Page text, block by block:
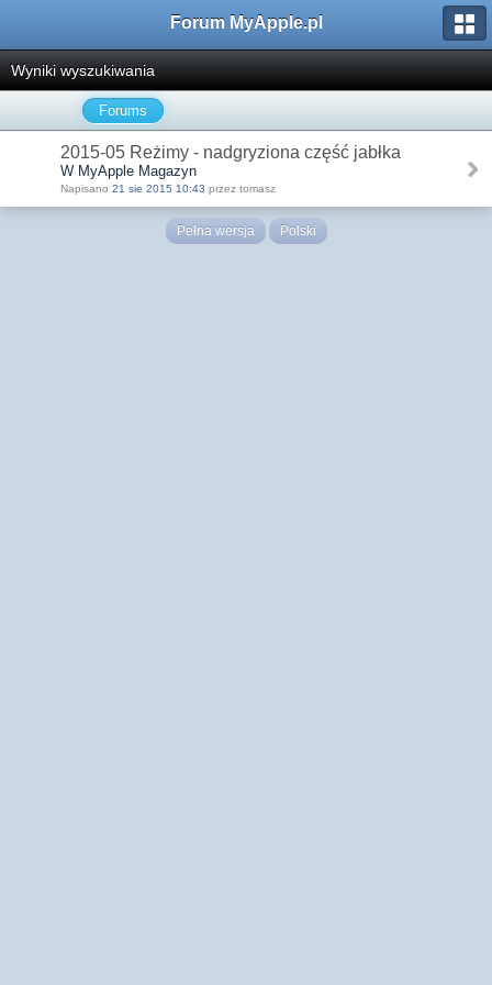
Forum MyApple.pl
Wyniki wyszukiwania
Forums
2015-05 Reżimy - nadgryziona część jabłka
W MyApple Magazyn
Napisano 21 sie 2015 10:43 przez tomasz
Pełna wersja Polski